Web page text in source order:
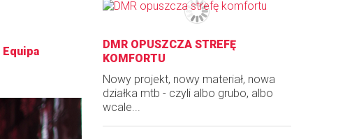
Equipa
DMR OPUSZCZA STREFĘ
KOMFORTU
Nowy projekt, nowy materiał, nowa
działka mtb - czyli albo grubo, albo
wcale...